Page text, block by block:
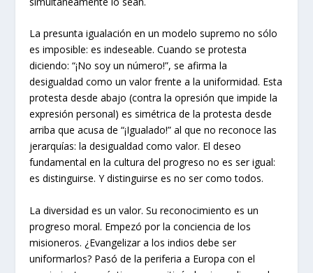
La presunta igualación en un modelo supremo no sólo
es imposible: es indeseable. Cuando se protesta
diciendo: “¡No soy un número!”, se afirma la
desigualdad como un valor frente a la uniformidad. Esta
protesta desde abajo (contra la opresión que impide la
expresión personal) es simétrica de la protesta desde
arriba que acusa de “¡Igualado!” al que no reconoce las
jerarquías: la desigualdad como valor. El deseo
fundamental en la cultura del progreso no es ser igual:
es distinguirse. Y distinguirse es no ser como todos.
La diversidad es un valor. Su reconocimiento es un
progreso moral. Empezó por la conciencia de los
misioneros. ¿Evangelizar a los indios debe ser
uniformarlos? Pasó de la periferia a Europa con el